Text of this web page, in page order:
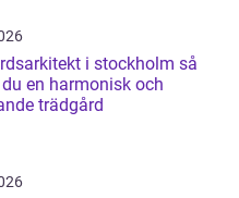
i stockholm så
en harmonisk och
trädgård